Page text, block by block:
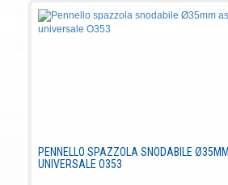
PENNELLO SPAZZOLA SNODABILE
UNIVERSALE O353